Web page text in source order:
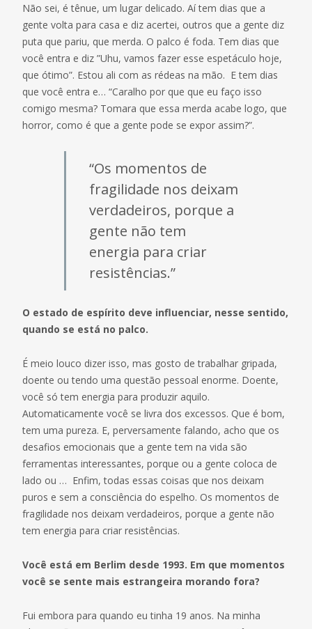
Não sei, é tênue, um lugar delicado. Aí tem dias que a
gente volta para casa e diz acertei, outros que a gente diz
puta que pariu, que merda. O palco é foda. Tem dias que
você entra e diz ”Uhu, vamos fazer esse espetáculo hoje,
que ótimo”. Estou ali com as rédeas na mão. E tem dias
que você entra e… “Caralho por que que eu faço isso
comigo mesma? Tomara que essa merda acabe logo, que
horror, como é que a gente pode se expor assim?”.
“Os momentos de
fragilidade nos deixam
verdadeiros, porque a
gente não tem
energia para criar
resistências.”
O estado de espírito deve influenciar, nesse sentido,
quando se está no palco.
É meio louco dizer isso, mas gosto de trabalhar gripada,
doente ou tendo uma questão pessoal enorme. Doente,
você só tem energia para produzir aquilo.
Automaticamente você se livra dos excessos. Que é bom,
tem uma pureza. E, perversamente falando, acho que os
desafios emocionais que a gente tem na vida são
ferramentas interessantes, porque ou a gente coloca de
lado ou … Enfim, todas essas coisas que nos deixam
puros e sem a consciência do espelho. Os momentos de
fragilidade nos deixam verdadeiros, porque a gente não
tem energia para criar resistências.
Você está em Berlim desde 1993. Em que momentos
você se sente mais estrangeira morando fora?
Fui embora para quando eu tinha 19 anos. Na minha